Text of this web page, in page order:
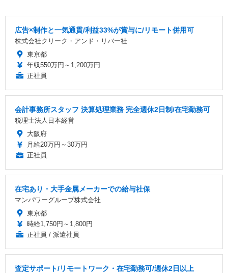
広告×制作と一気通貫/利益33%が賞与に/リモート併用可
株式会社クリーク・アンド・リバー社
東京都
年収550万円～1,200万円
正社員
会計事務所スタッフ 決算処理業務 完全週休2日制/在宅勤務可
税理士法人日本経営
大阪府
月給20万円～30万円
正社員
在宅あり・大手金属メーカーでの給与社保
マンパワーグループ株式会社
東京都
時給1,750円～1,800円
正社員 / 派遣社員
査定サポート/リモートワーク・在宅勤務可/週休2日以上